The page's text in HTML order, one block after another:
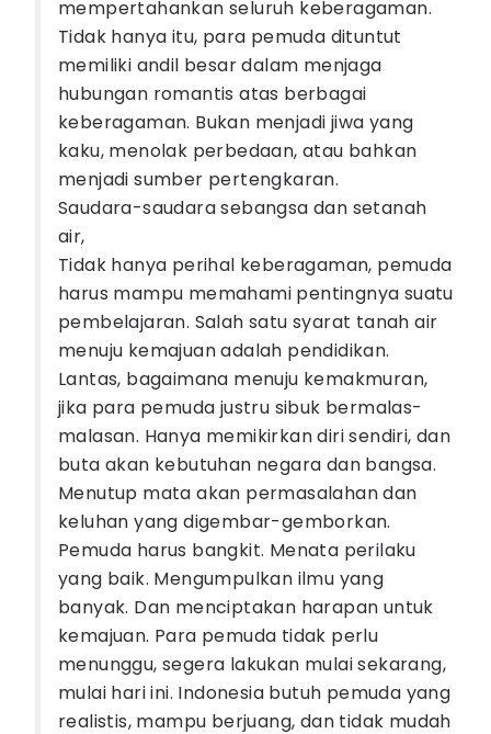
mempertahankan seluruh keberagaman.
Tidak hanya itu, para pemuda dituntut
memiliki andil besar dalam menjaga
hubungan romantis atas berbagai
keberagaman. Bukan menjadi jiwa yang
kaku, menolak perbedaan, atau bahkan
menjadi sumber pertengkaran.
Saudara-saudara sebangsa dan setanah
air,
Tidak hanya perihal keberagaman, pemuda
harus mampu memahami pentingnya suatu
pembelajaran. Salah satu syarat tanah air
menuju kemajuan adalah pendidikan.
Lantas, bagaimana menuju kemakmuran,
jika para pemuda justru sibuk bermalas-
malasan. Hanya memikirkan diri sendiri, dan
buta akan kebutuhan negara dan bangsa.
Menutup mata akan permasalahan dan
keluhan yang digembar-gemborkan.
Pemuda harus bangkit. Menata perilaku
yang baik. Mengumpulkan ilmu yang
banyak. Dan menciptakan harapan untuk
kemajuan. Para pemuda tidak perlu
menunggu, segera lakukan mulai sekarang,
mulai hari ini. Indonesia butuh pemuda yang
realistis, mampu berjuang, dan tidak mudah